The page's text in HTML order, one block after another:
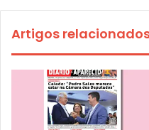
Artigos